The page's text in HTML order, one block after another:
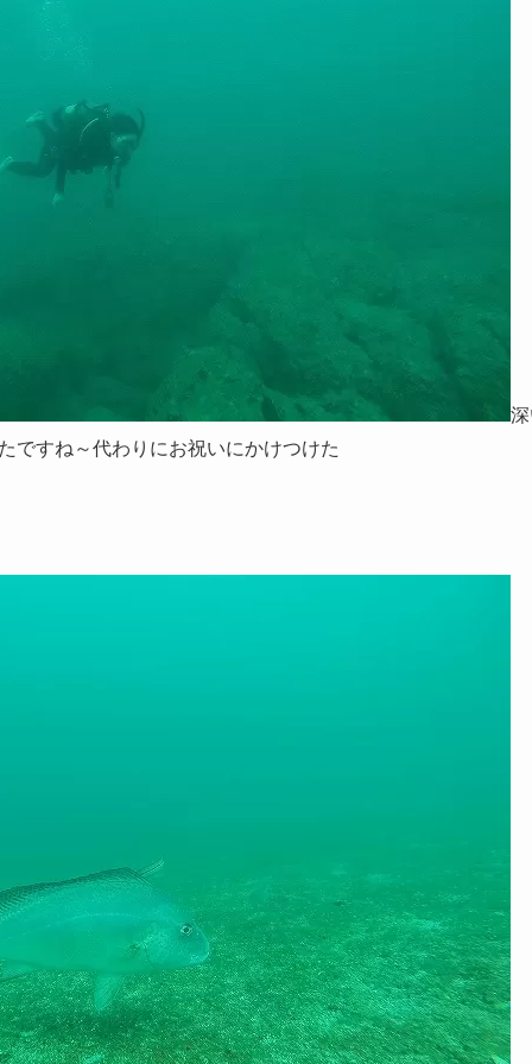
ですね～代わりにお祝いにかけつけた